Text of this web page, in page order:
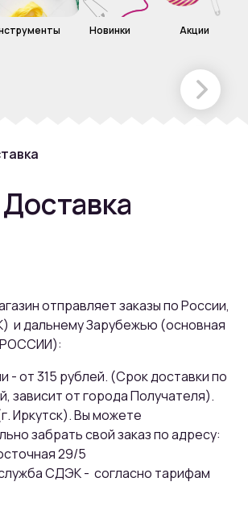
Новинки Акции
Доставка
отправляет заказы по России,
и дальнему Зарубежью (основная
РОССИИ):
- от 315 рублей. (Срок доставки по
зависит от города Получателя).
Иркутск). Вы можете
забрать свой заказ по адресу:
29/5
СДЭК - согласно тарифам